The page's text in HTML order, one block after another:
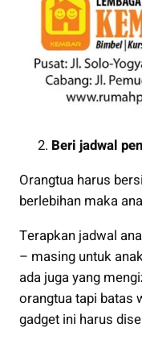
Beri jadwal
Orangtua harus
berlebihan maka
Terapkan jadwal
– masing untuk
ada juga yang
orangtua tapi batas
gadget ini harus